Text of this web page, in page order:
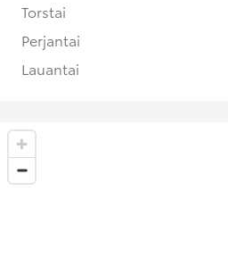
Torstai
Perjantai
Lauantai